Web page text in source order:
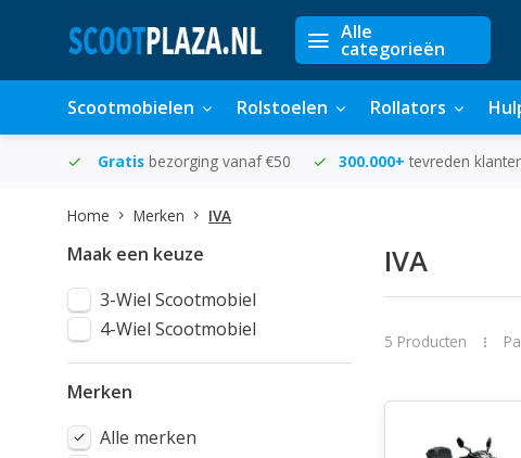
Alle
categorieën
Scootmobielen Rolstoelen Rollators
Gratis bezorging vanaf €50 300.000+ tevreden
Home Merken IVA
Maak een keuze
3-Wiel Scootmobiel
4-Wiel Scootmobiel
Merken
Alle merken
IVA
5 Producten